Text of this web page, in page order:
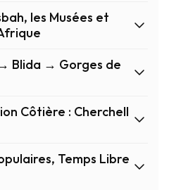
les Musées et
Blida → Gorges de
Côtière : Cherchell
Temps Libre